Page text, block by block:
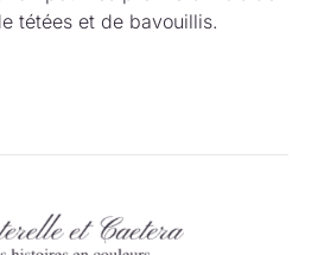
tétées et de bavouillis.